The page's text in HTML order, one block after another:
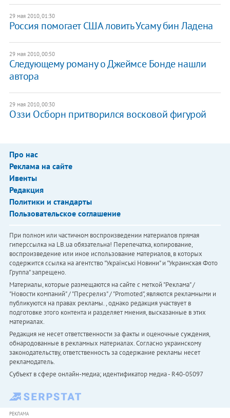
29 мая 2010, 01:30
Россия помогает США ловить Усаму бин Ладена
29 мая 2010, 00:50
Следующему роману о Джеймсе Бонде нашли
автора
29 мая 2010, 00:30
Оззи Осборн притворился восковой фигурой
Про нас
Реклама на сайте
Ивенты
Редакция
Политики и стандарты
Пользовательское соглашение
При полном или частичном воспроизведении материалов прямая
гиперссылка на LB.ua обязательна! Перепечатка, копирование,
воспроизведение или иное использование материалов, в которых
содержится ссылка на агентство "Українськi Новини" и "Украинская Фото
Группа" запрещено.
Материалы, которые размещаются на сайте с меткой "Реклама" /
"Новости компаний" / "Пресрелиз" / "Promoted", являются рекламными и
публикуются на правах рекламы. , однако редакция участвует в
подготовке этого контента и разделяет мнения, высказанные в этих
материалах.
Редакция не несет ответственности за факты и оценочные суждения,
обнародованные в рекламных материалах. Согласно украинскому
законодательству, ответственность за содержание рекламы несет
рекламодатель.
Субъект в сфере онлайн-медиа; идентификатор медиа - R40-05097
РЕКЛАМА